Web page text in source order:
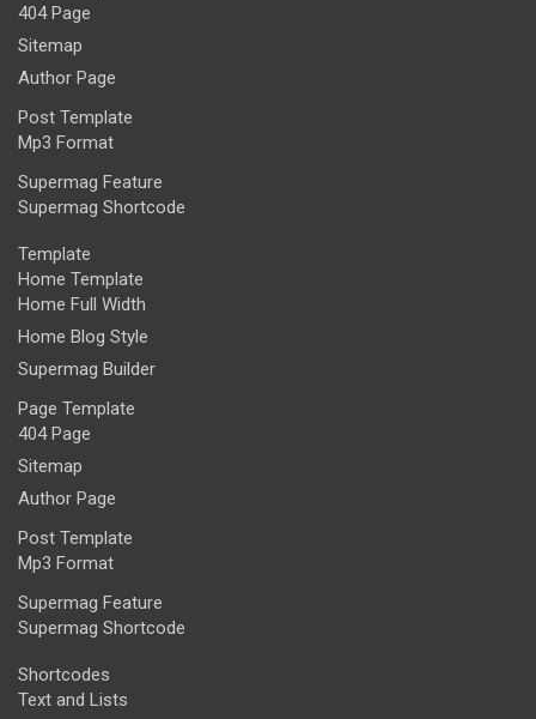
404 Page
Sitemap
Author Page
Post Template
Mp3 Format
Supermag Feature
Supermag Shortcode
Template
Home Template
Home Full Width
Home Blog Style
Supermag Builder
Page Template
404 Page
Sitemap
Author Page
Post Template
Mp3 Format
Supermag Feature
Supermag Shortcode
Shortcodes
Text and Lists